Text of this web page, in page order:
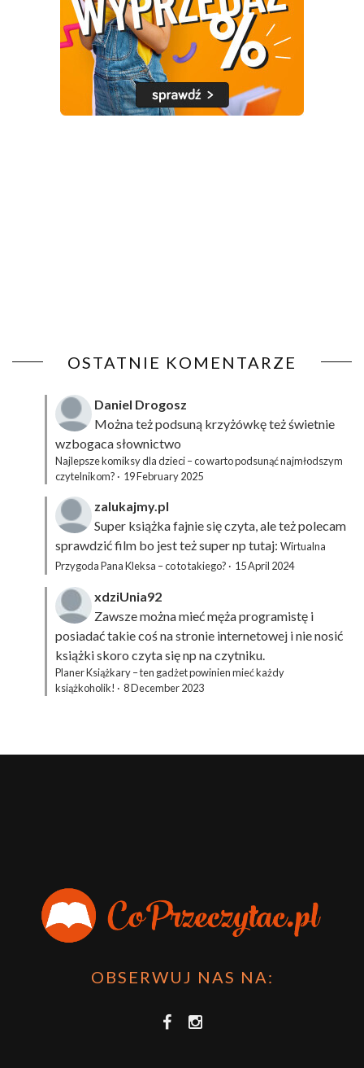
OSTATNIE KOMENTARZE
Daniel Drogosz
Można też podsuną krzyżówkęteż świetnie
wzbogaca słownictwo
Najlepsze komiksy dla dzieci – co warto podsunąć najmłodszym
czytelnikom? · 19 February 2025
zalukajmy.pl
Super książka fajnie się czyta, ale też polecam
sprawdzić film bo jest też super np tutaj: Wirtualna
Przygoda Pana Kleksa – co to takiego? · 15 April 2024
xdziUnia92
Zawsze można mieć męża programistę i
posiadać takie coś na stronie internetowej i nie nosić
książki skoro czyta się np na czytniku.
Planer Książkary – ten gadżet powinien mieć każdy
książkoholik! · 8 December 2023
OBSERWUJ NAS NA: